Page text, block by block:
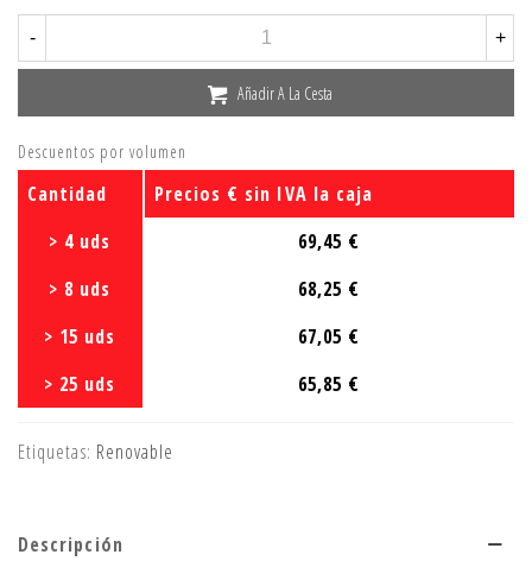
- +
Añadir A La Cesta
Descuentos por volumen
Cantidad
Precios € sin IVA la caja
> 4 uds
69,45 €
> 8 uds
68,25 €
> 15 uds
67,05 €
> 25 uds
65,85 €
Etiquetas: Renovable
Descripción